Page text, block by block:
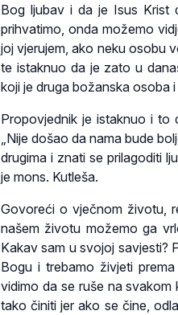
Bog ljubav i da je Isus Krist
prihvatimo, onda možemo
joj vjerujem, ako neku osobu
te istaknuo da je zato u
koji je druga božanska osoba
Propovjednik je istaknuo i to
„Nije došao da nama bude
drugima i znati se prilagoditi
je mons. Kutleša.
Govoreći o vječnom životu,
našem životu možemo ga
Kakav sam u svojoj savjesti?
Bogu i trebamo živjeti
vidimo da se ruše na
tako činiti jer ako se čine,